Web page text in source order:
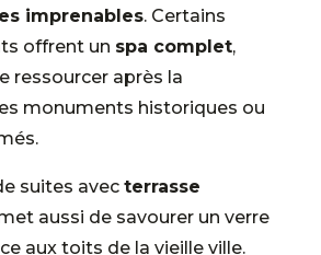
imprenables. Certains
offrent un spa complet,
ressourcer après la
monuments historiques ou
suites avec terrasse
aussi de savourer un verre
aux toits de la vieille ville.